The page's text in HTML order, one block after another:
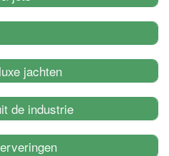
jachten
de industrie